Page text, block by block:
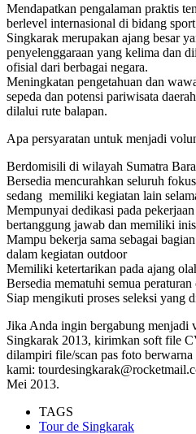
Mendapatkan pengalaman praktis
berlevel internasional di bidang
Singkarak merupakan ajang besar
penyelenggaraan yang kelima dan
ofisial dari berbagai negara.
Meningkatan pengetahuan dan
sepeda dan potensi pariwisata
dilalui rute balapan.
Apa persyaratan untuk menjadi
Berdomisili di wilayah Sumatra
Bersedia mencurahkan seluruh
sedang memiliki kegiatan lain
Mempunyai dedikasi pada
bertanggung jawab dan memiliki
Mampu bekerja sama sebagai
dalam kegiatan outdoor
Memiliki ketertarikan pada ajang
Bersedia mematuhi semua
Siap mengikuti proses seleksi yang
Jika Anda ingin bergabung menjadi
Singkarak 2013, kirimkan soft file
dilampiri file/scan pas foto
kami:
Mei 2013.
TAGS
Tour de Singkarak